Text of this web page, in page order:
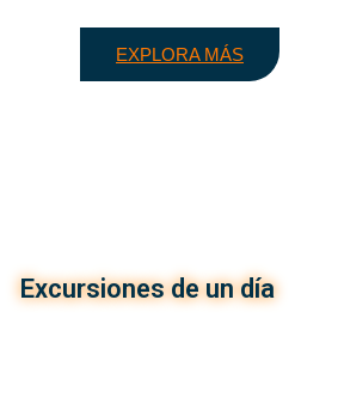
EXPLORA MÁS
Excursiones de un día